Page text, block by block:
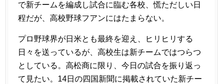
で新チームを編成し試合に臨む各校、慌ただしい日
程だが、高校野球フアンにはたまらない。
プロ野球界が日米とも最終を迎え、ヒリヒリする
日々を送っているが、高校生は新チームではつらつ
としている。高松商に限り、今日の試合を振り返っ
て見たい。14日の四国新聞に掲載されていた新チー